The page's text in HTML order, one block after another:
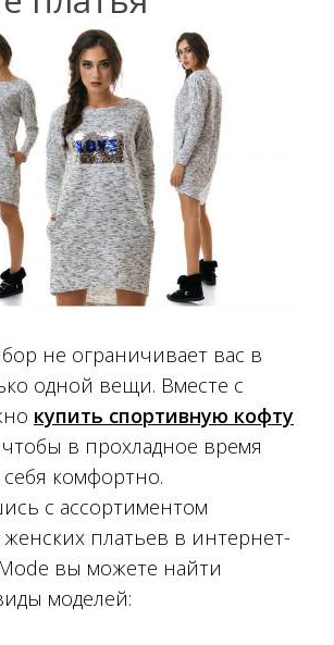
не ограничивает вас в
одной вещи. Вместе с
купить спортивную кофту
в прохладное время
себя комфортно.
с ассортиментом
платьев в интернет-
вы можете найти
моделей: